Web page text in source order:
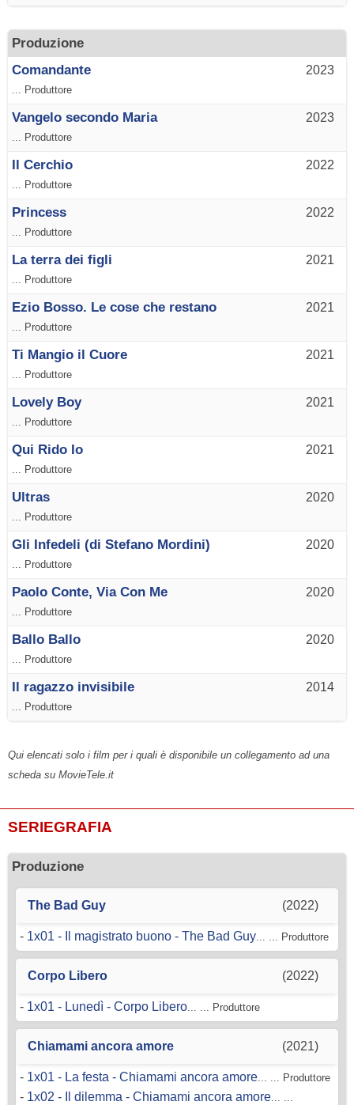
Produzione
2023
Comandante
... Produttore
2023
Vangelo secondo Maria
... Produttore
2022
Il Cerchio
... Produttore
2022
Princess
... Produttore
2021
La terra dei figli
... Produttore
2021
Ezio Bosso. Le cose che restano
... Produttore
2021
Ti Mangio il Cuore
... Produttore
2021
Lovely Boy
... Produttore
2021
Qui Rido Io
... Produttore
2020
Ultras
... Produttore
2020
Gli Infedeli (di Stefano Mordini)
... Produttore
2020
Paolo Conte, Via Con Me
... Produttore
2020
Ballo Ballo
... Produttore
2014
Il ragazzo invisibile
... Produttore
Qui elencati solo i film per i quali è disponibile un collegamento ad una
scheda su MovieTele.it
SERIEGRAFIA
Produzione
The Bad Guy (2022)
- 1x01 - Il magistrato buono - The Bad Guy... ... Produttore
Corpo Libero (2022)
- 1x01 - Lunedì - Corpo Libero... ... Produttore
Chiamami ancora amore (2021)
- 1x01 - La festa - Chiamami ancora amore... ... Produttore
- 1x02 - Il dilemma - Chiamami ancora amore... ...